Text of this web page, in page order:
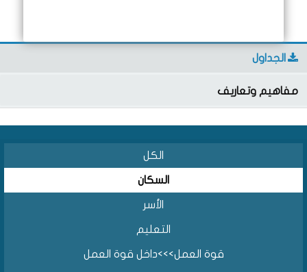
الجداول
مفاهيم وتعاريف
الكل
السكان
الأسر
التعليم
قوة العمل>>>داخل قوة العمل